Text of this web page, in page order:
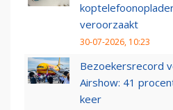
veroorzaakt
30-07-2026, 10:23
Bezoekersrecord
Airshow: 41
keer